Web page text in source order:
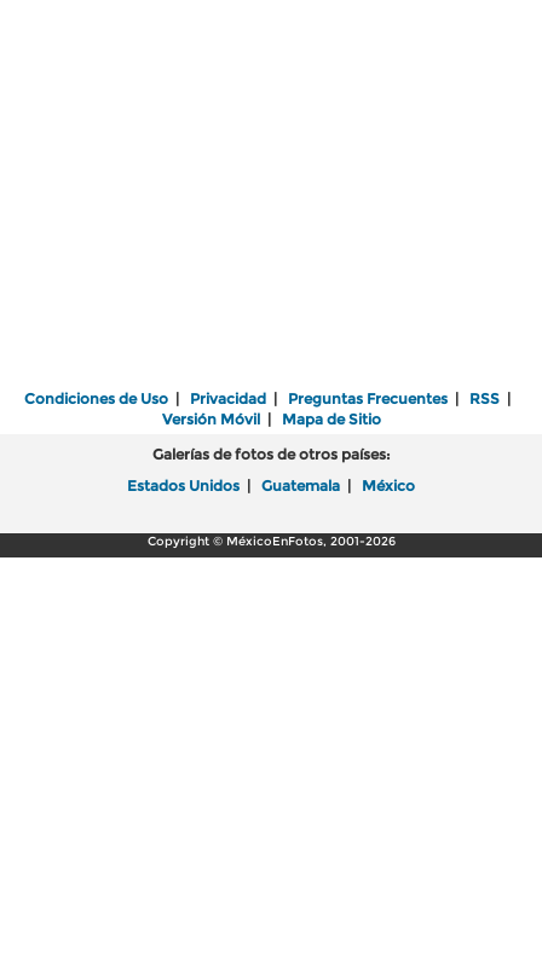
Condiciones de Uso | Privacidad | Preguntas Frecuentes | RSS |
Versión Móvil| Mapa de Sitio
Galerías de fotos de otros países:
Estados Unidos | Guatemala | México
Copyright © MéxicoEnFotos, 2001-2026